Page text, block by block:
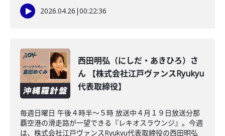
2026.04.26 |00:22:36
西田明弘（にしだ・あきひろ）さ
ん 【株式会社江戸ヴァンスRyukyu
代表取締役】
毎週日曜日 午後４時半～５時 放送中４月１９日放送分那
覇空港の滑走路が一望できる『レキオスラウンジ』。今週
は、株式会社江戸ヴァンスRyukyu代表取締役の西田明弘